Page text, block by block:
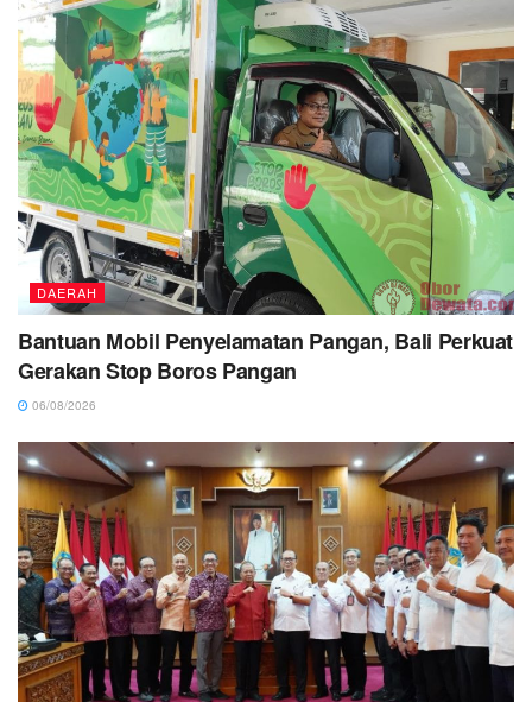
DAERAH
Bantuan Mobil Penyelamatan Pangan, Bali Perkuat
Gerakan Stop Boros Pangan
06/08/2026